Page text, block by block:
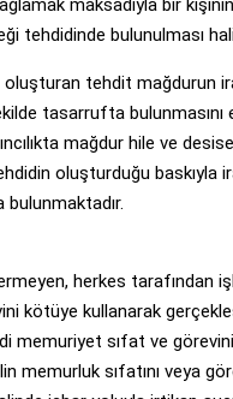
maksadıyla bir
tehdidinde bulunulması
tehdit mağdurun
tasarrufta bulunmasını
mağdur hile ve
oluşturduğu baskıyla
herkes tarafından
kötüye kullanarak
memuriyet sıfat ve
memurluk sıfatını veya